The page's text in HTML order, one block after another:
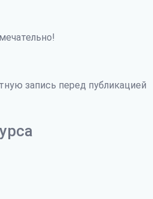
запись перед публикацией